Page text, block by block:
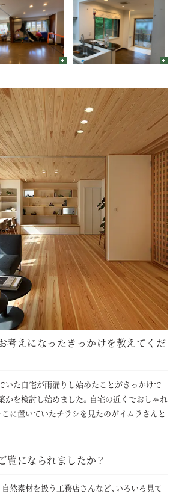
考えになったきっかけを教えてくだ
いた自宅が雨漏りし始めたことがきっかけで
かを検討し始めました。自宅の近くでおしゃれ
こに置いていたチラシを見たのがイムラさんと
覧になられましたか？
然素材を扱う工務店さんなど、いろいろ見て